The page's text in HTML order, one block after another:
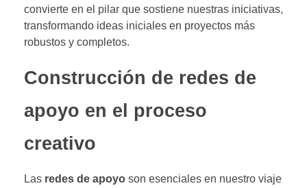
convierte en el pilar que sostiene nuestras iniciativas,
transformando ideas iniciales en proyectos más
robustos y completos.
Construcción de redes de
apoyo en el proceso
creativo
Las redes de apoyo son esenciales en nuestro viaje